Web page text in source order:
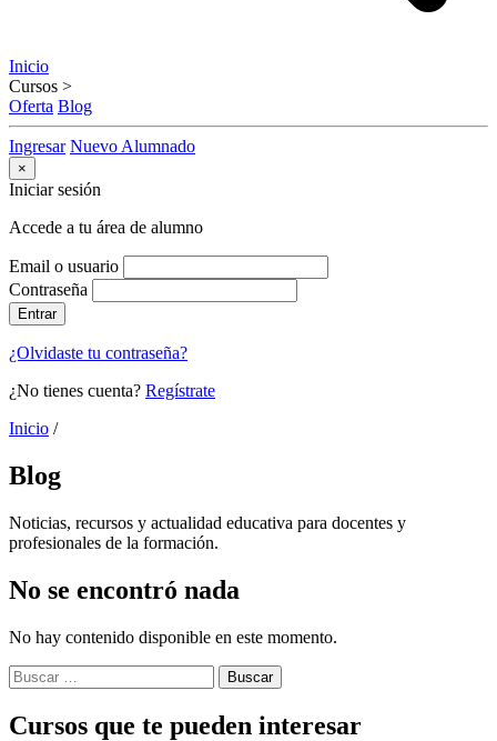
Inicio
Cursos >
Oferta Blog
Ingresar Nuevo Alumnado
×
Iniciar sesión
Accede a tu área de alumno
Email o usuario
Contraseña
Entrar
¿Olvidaste tu contraseña?
¿No tienes cuenta? Regístrate
Inicio /
Blog
Noticias, recursos y actualidad educativa para docentes y
profesionales de la formación.
No se encontró nada
No hay contenido disponible en este momento.
Buscar:
Cursos que te pueden interesar